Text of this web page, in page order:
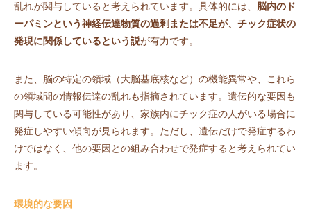
乱れが関与していると考えられています。具体的には、 脳内のド
ーパミンという神経伝達物質の過剰または不足が、チック症状の
発現に関係しているという説が有力です。
また、脳の特定の領域（大脳基底核など）の機能異常や、これら
の領域間の情報伝達の乱れも指摘されています。遺伝的な要因も
関与している可能性があり、家族内にチック症の人がいる場合に
発症しやすい傾向が見られます。ただし、遺伝だけで発症するわ
けではなく、他の要因との組み合わせで発症すると考えられてい
ます。
環境的な要因